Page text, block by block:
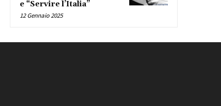
e “Servire l’Italia”
12 Gennaio 2025